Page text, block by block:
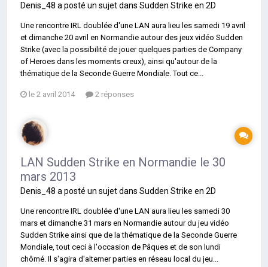
Denis_48 a posté un sujet dans Sudden Strike en 2D
Une rencontre IRL doublée d'une LAN aura lieu les samedi 19 avril
et dimanche 20 avril en Normandie autour des jeux vidéo Sudden
Strike (avec la possibilité de jouer quelques parties de Company
of Heroes dans les moments creux), ainsi qu'autour de la
thématique de la Seconde Guerre Mondiale. Tout ce...
le 2 avril 2014 2 réponses
LAN Sudden Strike en Normandie le 30
mars 2013
Denis_48 a posté un sujet dans Sudden Strike en 2D
Une rencontre IRL doublée d'une LAN aura lieu les samedi 30
mars et dimanche 31 mars en Normandie autour du jeu vidéo
Sudden Strike ainsi que de la thématique de la Seconde Guerre
Mondiale, tout ceci à l'occasion de Pâques et de son lundi
chômé. Il s'agira d'alterner parties en réseau local du jeu...